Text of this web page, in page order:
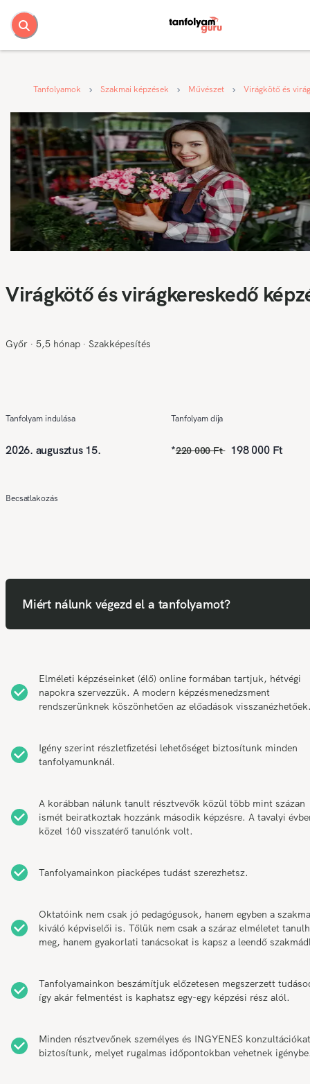
Tanfolyamok Szakmai képzések Művészet Virágkötő és
Virágkötő és virágkereskedő
Győr ∙ 5,5 hónap ∙ Szakképesítés
Tanfolyam indulása
2026. augusztus 15.
Tanfolyam díja
*220 000 Ft 198 000 Ft
Becsatlakozás
Miért nálunk végezd el a tanfolyamot?
Elméleti képzéseinket (élő) online formában tartjuk, hétvégi
napokra szervezzük. A modern képzésmenedzsment
rendszerünknek köszönhetően az előadások
Igény szerint részletfizetési lehetőséget biztosítunk minden
tanfolyamunknál.
A korábban nálunk tanult résztvevők közül több mint százan
ismét beiratkoztak hozzánk második képzésre. A tavalyi
közel 160 visszatérő tanulónk volt.
Tanfolyamainkon piacképes tudást szerezhetsz.
Oktatóink nem csak jó pedagógusok, hanem egyben a szakma
kiváló képviselői is. Tőlük nem csak a száraz elméletet
meg, hanem gyakorlati tanácsokat is kapsz a leendő
Tanfolyamainkon beszámítjuk előzetesen megszerzett
így akár felmentést is kaphatsz egy-egy képzési rész alól.
Minden résztvevőnek személyes és INGYENES konzultációkat
biztosítunk, melyet rugalmas időpontokban vehetnek